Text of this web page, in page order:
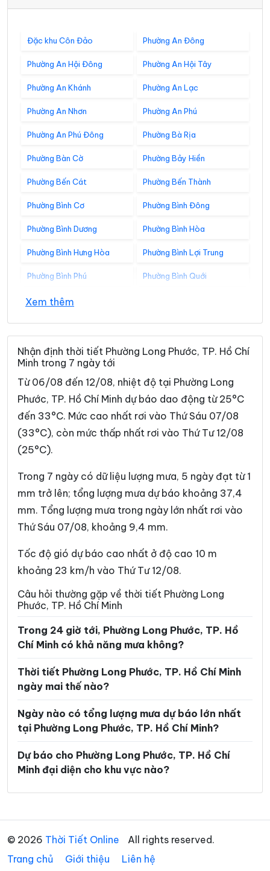
Đặc khu Côn Đảo Phường An Đông
Phường An Hội Đông Phường An Hội Tây
Phường An Khánh Phường An Lạc
Phường An Nhơn Phường An Phú
Phường An Phú Đông Phường Bà Rịa
Phường Bàn Cờ Phường Bảy Hiền
Phường Bến Cát Phường Bến Thành
Phường Bình Cơ Phường Bình Đông
Phường Bình Dương Phường Bình Hòa
Phường Bình Hưng Hòa Phường Bình Lợi Trung
Phường Bình Phú Phường Bình Quới
Phường Bình Tân
Phường Bình Thạnh Phường Bình Thới
Phường Bình Tiên Phường Bình Trị Đông
Phường Bình Trưng
Phường Cầu Kiệu Phường Cầu Ông Lãnh
Phường Chánh Hiệp Phường Chánh Hưng
Phường Chánh Phú Hòa
Phường Diên Hồng Phường Đông Hòa
Phường Đông Hưng Thuận Phường Đức Nhuận
Phường Gia Định
Phường Hạnh Thông Phường Hiệp Bình
Phường Khánh Hội
Phường Linh Xuân Phường Long Bình
Phường Long Nguyên
Phường Long Trường Phường Minh Phụng
Phường Nhiêu Lộc Phường Phú An
Phường Phú Định Phường Phú Lâm
Phường Phú Nhuận Phường Phú Thạnh
Phường Phú Thọ Hòa Phường Phú Thuận
Phường Phước Long Phường Phước Thắng
Phường Rạch Dừa Phường Sài Gòn
Phường Tam Bình Phường Tam Long
Xem thêm
Nhận định thời tiết Phường Long Phước, TP. Hồ Chí
Minh trong 7 ngày tới
Từ 06/08 đến 12/08, nhiệt độ tại Phường Long
Phước, TP. Hồ Chí Minh dự báo dao động từ 25°C
đến 33°C. Mức cao nhất rơi vào Thứ Sáu 07/08
(33°C), còn mức thấp nhất rơi vào Thứ Tư 12/08
(25°C).
Trong 7 ngày có dữ liệu lượng mưa, 5 ngày đạt từ 1
mm trở lên; tổng lượng mưa dự báo khoảng 37,4
mm. Tổng lượng mưa trong ngày lớn nhất rơi vào
Thứ Sáu 07/08, khoảng 9,4 mm.
Tốc độ gió dự báo cao nhất ở độ cao 10 m
khoảng 23 km/h vào Thứ Tư 12/08.
Câu hỏi thường gặp về thời tiết Phường Long
Phước, TP. Hồ Chí Minh
Trong 24 giờ tới, Phường Long Phước, TP. Hồ
Chí Minh có khả năng mưa không?
Thời tiết Phường Long Phước, TP. Hồ Chí Minh
ngày mai thế nào?
Ngày nào có tổng lượng mưa dự báo lớn nhất
tại Phường Long Phước, TP. Hồ Chí Minh?
Dự báo cho Phường Long Phước, TP. Hồ Chí
Minh đại diện cho khu vực nào?
© 2026 Thời Tiết Online
All rights reserved.
Trang chủ
Giới thiệu Liên hệ